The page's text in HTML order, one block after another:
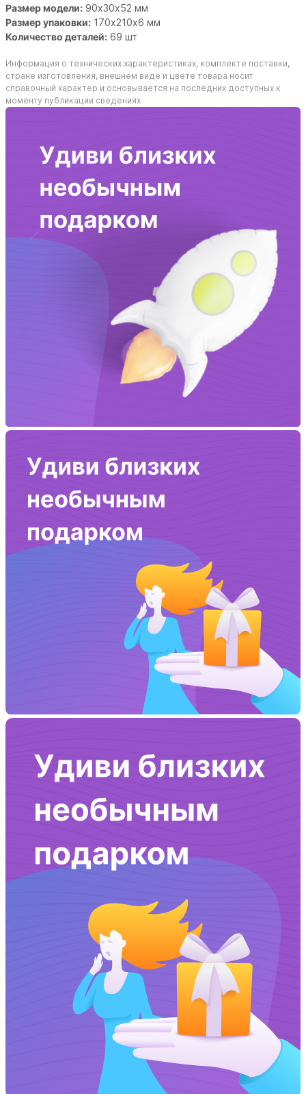
Размер модели: 90х30х52 мм
Размер упаковки: 170х210х6 мм
Количество деталей: 69 шт
Информация о технических характеристиках, комплекте поставки,
стране изготовления, внешнем виде и цвете товара носит
справочный характер и основывается на последних доступных к
моменту публикации сведениях